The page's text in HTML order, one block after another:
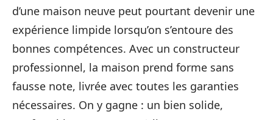
d’une maison neuve peut pourtant devenir une
expérience limpide lorsqu’on s’entoure des
bonnes compétences. Avec un constructeur
professionnel, la maison prend forme sans
fausse note, livrée avec toutes les garanties
nécessaires. On y gagne : un bien solide,